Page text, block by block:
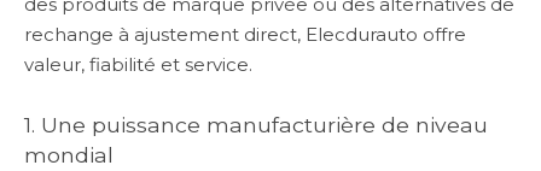
rechange à ajustement direct, Elecdurauto offre
valeur, fiabilité et service.
1. Une puissance manufacturière de niveau
mondial